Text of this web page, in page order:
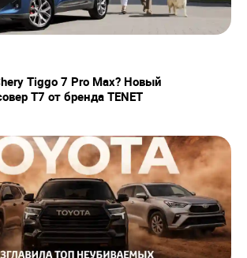
Tiggo 7 Pro Max? Новый
T7 от бренда TENET